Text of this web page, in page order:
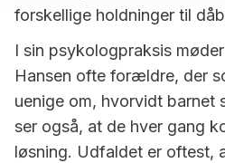
forskellige holdninger til
I sin psykologpraksis
Hansen ofte forældre, der
uenige om, hvorvidt barnet
ser også, at de hver gang
løsning. Udfaldet er oftest,